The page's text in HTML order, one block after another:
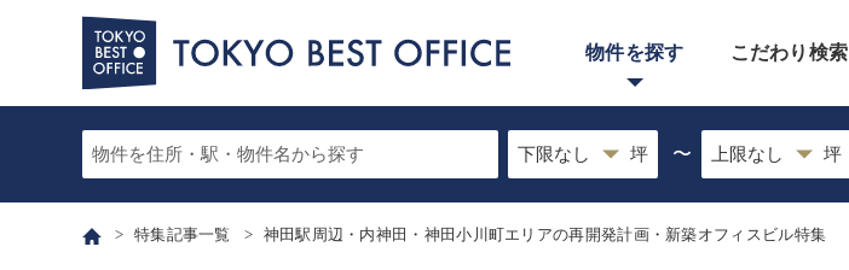
物件を探す こだわり検索
〜
特集記事一覧 神田駅周辺・内神田・神田小川町エリアの再開発計画・新築オフィスビル特集